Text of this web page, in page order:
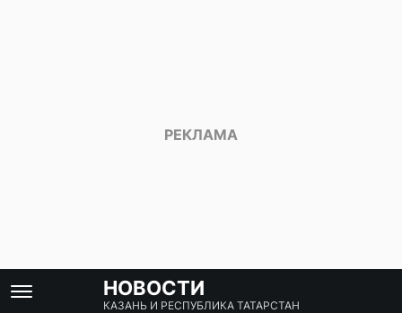
НОВОСТИ
КАЗАНЬ И РЕСПУБЛИКА ТАТАРСТАН